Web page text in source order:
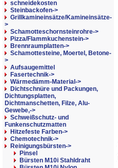
schneidekosten
Steinbackofen->
Grillkamineinsätze/Kamineinsätze-
>
Schamotteschornsteinrohre->
Pizza/Flammkuchenstein->
Brennraumplatten->
Schamottesteine, Moertel, Betone-
>
Aufsaugemittel
Fasertechnik->
Wärmedämm-Material->
Dichtschnüre und Packungen,
Dichtungsplatten,
Dichtmanschetten, Filze, Alu-
Gewebe,->
Schweißschutz- und
Funkenschutzmatten
Hitzefeste Farben->
Chemotechnik->
Reinigungsbürsten->
Pinsel
Bürsten M10i Stahldraht